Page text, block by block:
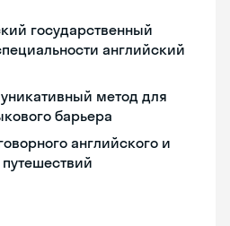
государственный
английский
метод для
барьера
английского и